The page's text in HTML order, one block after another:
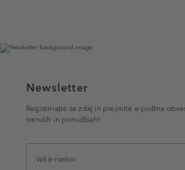
Newsletter
Registrirajte se zdaj in prejmite e-poštna
trendih in ponudbah!